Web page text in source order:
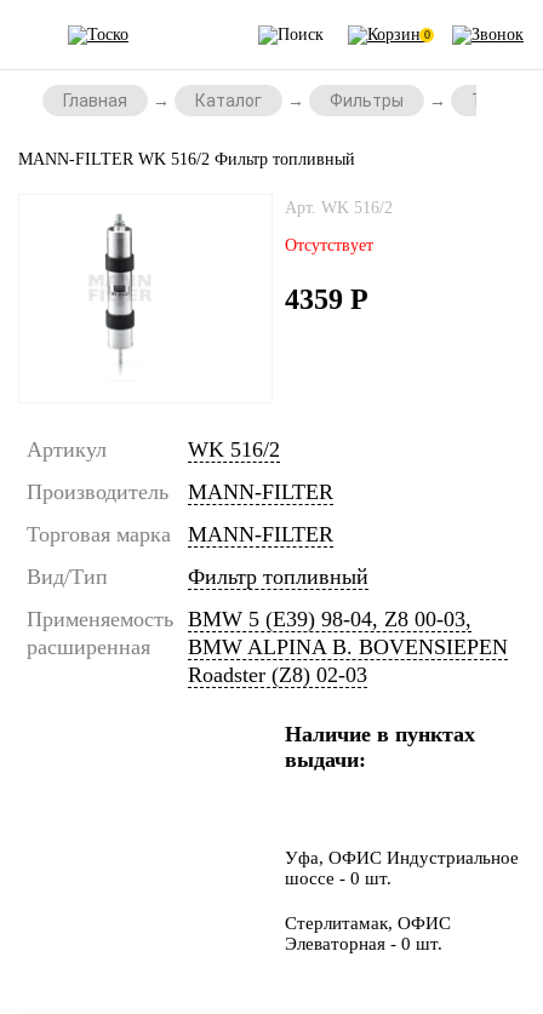
0
Главная Каталог Фильтры
MANN-FILTER WK 516/2 Фильтр топливный
Арт. WK 516/2
Отсутствует
4359 Р
Артикул
WK 516/2
Производитель
MANN-FILTER
Торговая марка
MANN-FILTER
Вид/Тип
Фильтр топливный
Применяемость
расширенная
BMW 5 (E39) 98-04, Z8 00-03,
BMW ALPINA B. BOVENSIEPEN
Roadster (Z8) 02-03
Наличие в пунктах
выдачи:
Уфа, ОФИС Индустриальное
шоссе - 0 шт.
Стерлитамак, ОФИС
Элеваторная - 0 шт.